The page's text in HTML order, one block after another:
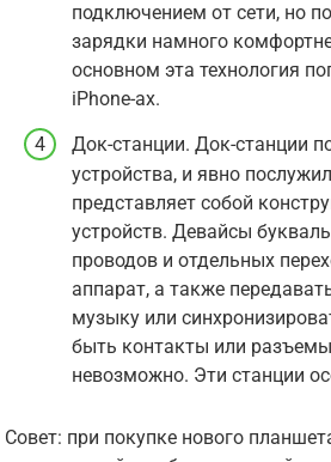
подключением от сети, но
зарядки намного
основном эта технология
iPhone-ах.
Док-станции. Док-станции
устройства, и явно
представляет собой
устройств. Девайсы
проводов и отдельных
аппарат, а также
музыку или
быть контакты или
невозможно. Эти станции
Совет: при покупке нового